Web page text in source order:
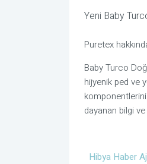
Yeni Baby
Puretex
Baby Turco
hijyenik ped ve
dayanan bilgi
Hibya Haber